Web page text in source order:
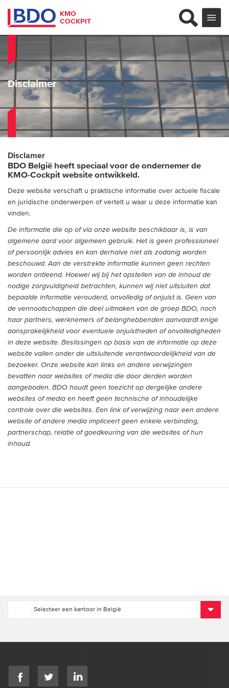
KMO
COCKPIT
Disclaimer
Disclamer
BDO België heeft speciaal voor de ondernemer de
KMO-Cockpit website ontwikkeld.
Deze website verschaft u praktische informatie over actuele fiscale
en juridische onderwerpen of vertelt u waar u deze informatie kan
vinden.
De informatie die op of via onze website beschikbaar is, is van
algemene aard voor algemeen gebruik. Het is geen professioneel
of persoonlijk advies en kan derhalve niet als zodanig worden
beschouwd. Aan de verstrekte informatie kunnen geen rechten
worden ontleend. Hoewel wij bij het opstellen van de inhoud de
nodige zorgvuldigheid betrachten, kunnen wij niet uitsluiten dat
bepaalde informatie verouderd, onvolledig of onjuist is. Geen van
de vennootschappen die deel uitmaken van de groep BDO, noch
haar partners, werknemers of belanghebbenden aanvaardt enige
aansprakelijkheid voor eventuele onjuistheden of onvolledigheden
in deze website. Beslissingen op basis van de informatie op deze
website vallen onder de uitsluitende verantwoordelijkheid van de
bezoeker. Onze website kan links en andere verwijzingen
bevatten naar websites of media die door derden worden
aangeboden. BDO houdt geen toezicht op dergelijke andere
websites of media en heeft geen technische of inhoudelijke
controle over die websites. Een link of verwijzing naar een andere
website of andere media impliceert geen enkele verbinding,
partnerschap, relatie of goedkeuring van die websites of hun
inhoud.